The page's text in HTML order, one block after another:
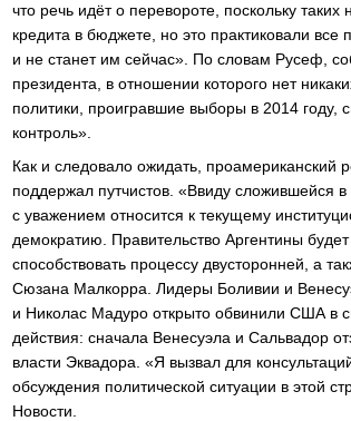
что речь идёт о перевороте, поскольку
кредита в бюджете, но это практиковали
и не станет им сейчас». По словам Русеф,
президента, в отношении которого нет
политики, проигравшие выборы в 2014 году,
контроль».
Как и следовало ожидать,
поддержал путчистов. «Ввиду сложившейся
с уважением относится к текущему
демократию. Правительство Аргентины
способствовать процессу двусторонней, а
Сюзана Малкорра. Лидеры Боливии и
и Николас Мадуро открыто обвинили США в
действия: сначала Венесуэла и Сальвадор
власти Эквадора. «Я вызвал для
обсуждения политической ситуации в этой
Новости.